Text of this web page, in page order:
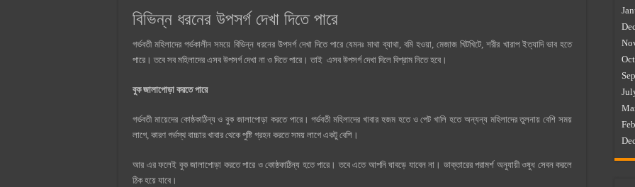
বিভিন্ন ধরনের উপসর্গ দেখা দিতে পারে
গর্ভবতী মহিলাদের গর্ভকালীন সময়ে বিভিন্ন ধরনের উপসর্গ দেখা দিতে পারে যেমনঃ মাথা ব্যাথা, বমি হওয়া, মেজাজ খিটখিটে, শরীর খারাপ ইত্যাদি ভাব হতে
পারে। তবে সব মহিলাদের এসব উপসর্গ দেখা না ও দিতে পারে। তাই এসব উপসর্গ দেখা দিলে বিশ্রাম নিতে হবে।
বুক জালাপোড়া করতে পারে
গর্ভবতী মায়েদের কোষ্ঠকাঠিন্য ও বুক জালাপোড়া করতে পারে। গর্ভবতী মহিলাদের খাবার হজম হতে ও পেট খালি হতে অন্যন্য মহিলাদের তুলনায় বেশি সময়
লাগে, কারণ গর্ভস্থ বাচ্চার খাবার থেকে পুষ্টি গ্রহন করতে সময় লাগে একটু বেশি।
আর এর ফলেই বুক জালাপোড়া করতে পারে ও কোষ্ঠকাঠিন্য হতে পারে। তবে এতে আপনি ঘাবড়ে যাবেন না। ডাক্তারের পরামর্শ অনুযায়ী ওষুধ সেবন করলে
ঠিক হয়ে যাবে।